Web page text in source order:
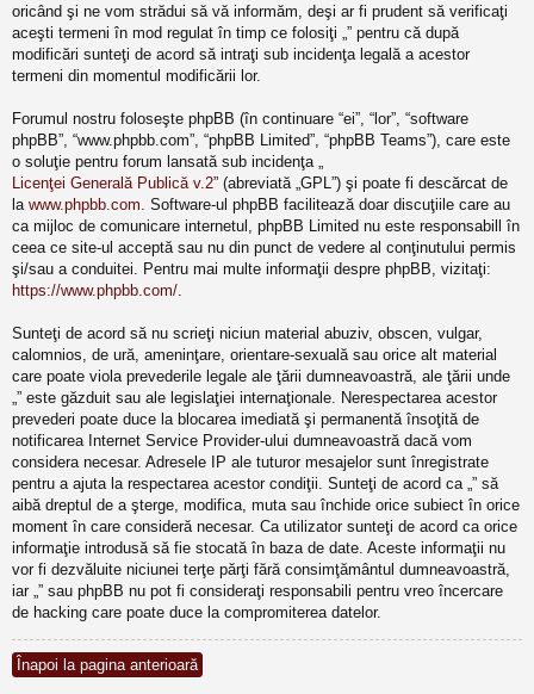
oricând şi ne vom strădui să vă informăm, deşi ar fi prudent să verificaţi
aceşti termeni în mod regulat în timp ce folosiţi „” pentru că după
modificări sunteţi de acord să intraţi sub incidenţa legală a acestor
termeni din momentul modificării lor.
Forumul nostru foloseşte phpBB (în continuare “ei”, “lor”, “software
phpBB”, “www.phpbb.com”, “phpBB Limited”, “phpBB Teams”), care este
o soluţie pentru forum lansată sub incidenţa „
Licenţei Generală Publică v.2” (abreviată „GPL”) şi poate fi descărcat de
la www.phpbb.com . Software-ul phpBB facilitează doar discuţiile care au
ca mijloc de comunicare internetul, phpBB Limited nu este responsabill în
ceea ce site-ul acceptă sau nu din punct de vedere al conţinutului permis
şi/sau a conduitei. Pentru mai multe informaţii despre phpBB, vizitaţi:
https://www.phpbb.com/
Sunteţi de acord să nu scrieţi niciun material abuziv, obscen, vulgar,
calomnios, de ură, ameninţare, orientare-sexuală sau orice alt material
care poate viola prevederile legale ale ţării dumneavoastră, ale ţării unde
„” este găzduit sau ale legislaţiei internaţionale. Nerespectarea acestor
prevederi poate duce la blocarea imediată şi permanentă însoţită de
notificarea Internet Service Provider-ului dumneavoastră dacă vom
considera necesar. Adresele IP ale tuturor mesajelor sunt înregistrate
pentru a ajuta la respectarea acestor condiţii. Sunteţi de acord ca „” să
aibă dreptul de a şterge, modifica, muta sau închide orice subiect în orice
moment în care consideră necesar. Ca utilizator sunteţi de acord ca orice
informaţie introdusă să fie stocată în baza de date. Aceste informaţii nu
vor fi dezvăluite niciunei terţe părţi fără consimţământul dumneavoastră,
iar „” sau phpBB nu pot fi consideraţi responsabili pentru vreo încercare
de hacking care poate duce la compromiterea datelor.
Înapoi la pagina anterioară